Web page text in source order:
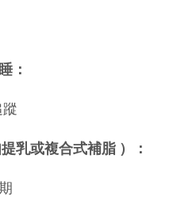
：
乳或複合式補脂 ）：